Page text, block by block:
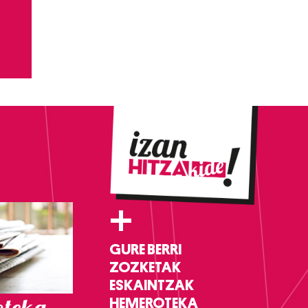
+
GURE BERRI
ZOZKETAK
ESKAINTZAK
HEMEROTEKA